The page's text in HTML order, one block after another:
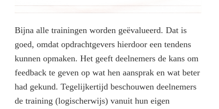
Bijna alle trainingen worden geëvalueerd. Dat is
goed, omdat opdrachtgevers hierdoor een tendens
kunnen opmaken. Het geeft deelnemers de kans om
feedback te geven op wat hen aansprak en wat beter
had gekund. Tegelijkertijd beschouwen deelnemers
de training (logischerwijs) vanuit hun eigen